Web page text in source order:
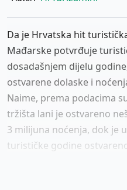
Da je Hrvatska hit
Mađarske potvrđuje
dosadašnjem dijelu
ostvarene dolaske i
Naime, prema podacima
tržišta lani je ostvareno
3 milijuna noćenja, dok je
turističke godine